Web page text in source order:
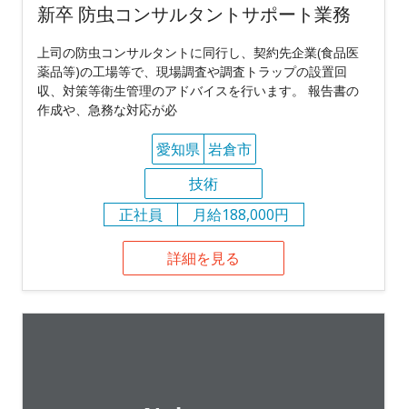
新卒 防虫コンサルタントサポート業務
上司の防虫コンサルタントに同行し、契約先企業(食品医
薬品等)の工場等で、現場調査や調査トラップの設置回
収、対策等衛生管理のアドバイスを行います。 報告書の
作成や、急務な対応が必
愛知県 岩倉市
技術
正社員
月給188,000円
詳細を見る